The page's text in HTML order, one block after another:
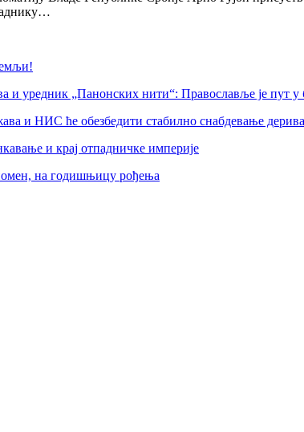
и уредник „Панонских нити“: Православље је пут у
и НИС ће обезбедити стабилно снабдевање
и крај отпадничке империје
на годишњицу рођења